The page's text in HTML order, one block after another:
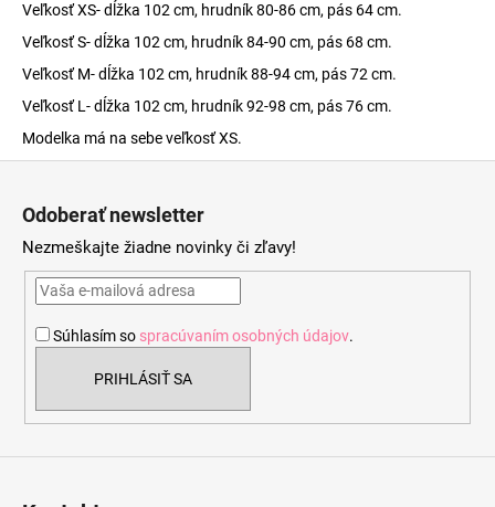
Veľkosť XS- dĺžka 102 cm, hrudník 80-86 cm, pás 64 cm.
Veľkosť S- dĺžka 102 cm, hrudník 84-90 cm, pás 68 cm.
Veľkosť M- dĺžka 102 cm, hrudník 88-94 cm, pás 72 cm.
Veľkosť L- dĺžka 102 cm, hrudník 92-98 cm, pás 76 cm.
Modelka má na sebe veľkosť XS.
Odoberať newsletter
Nezmeškajte žiadne novinky či zľavy!
Súhlasím so spracúvaním osobných údajov.
PRIHLÁSIŤ SA